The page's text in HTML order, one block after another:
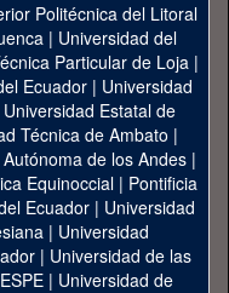
Politécnica del Litoral
| Universidad del
Particular de Loja|
Ecuador| Universidad
Universidad Estatal de
Técnica de Ambato |
de los Andes|
Equinoccial| Pontificia
Ecuador | Universidad
| Universidad
| Universidad de las
| Universidad de